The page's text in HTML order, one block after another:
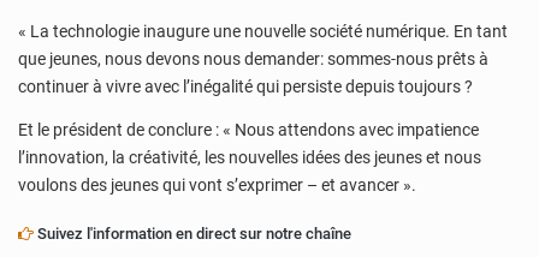
« La technologie inaugure une nouvelle société numérique. En tant
que jeunes, nous devons nous demander: sommes-nous prêts à
continuer à vivre avec l’inégalité qui persiste depuis toujours ?
Et le président de conclure : « Nous attendons avec impatience
l’innovation, la créativité, les nouvelles idées des jeunes et nous
voulons des jeunes qui vont s’exprimer – et avancer ».
Suivez l'information en direct sur notre chaîne